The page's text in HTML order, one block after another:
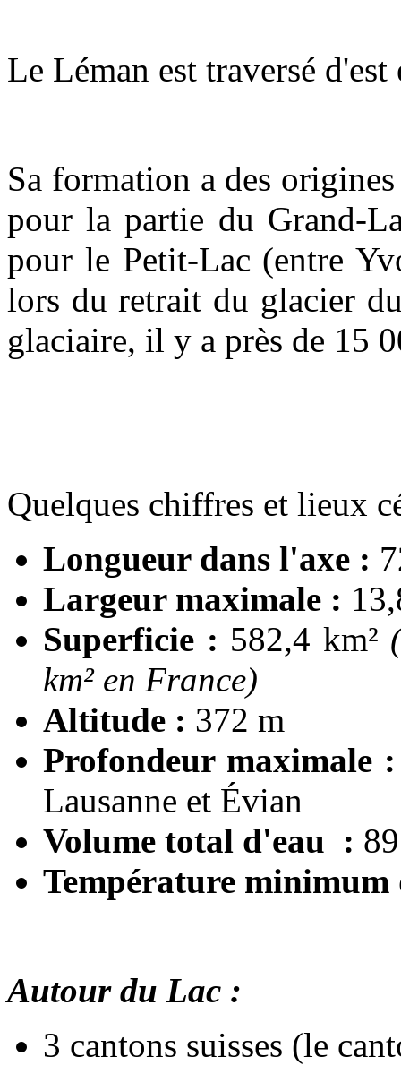
Le Léman est traversé
Sa formation a des
pour la partie du Grand-
pour le Petit-Lac (entre
lors du retrait du glacier
glaciaire, il y a près de 15
Quelques chiffres et lieux
Longueur dans l'axe :
Largeur maximale :
Superficie : 582,4 km²
km² en France)
Altitude : 372 m
Profondeur maximale :
Lausanne et Évian
Volume total d'eau :
Température minimum
Autour du Lac :
3 cantons suisses (le